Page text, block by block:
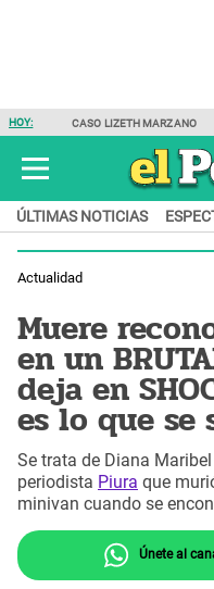
HOY: CASO LIZETH MARZANO
ÚLTIMAS NOTICIAS
Actualidad
Muere
en un
deja en
es lo que se
Se trata de Diana
periodista Piura que
minivan cuando se
Únete al